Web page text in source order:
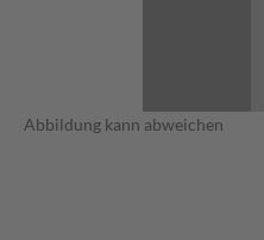
Abbildung kann abweichen